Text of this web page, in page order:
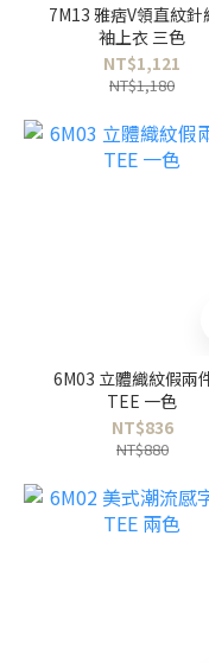
7M13 雅痞V領直紋針
袖上衣 三色
NT$1,121
NT$1,180
6M03 立體織紋假兩
TEE 一色
NT$836
NT$880